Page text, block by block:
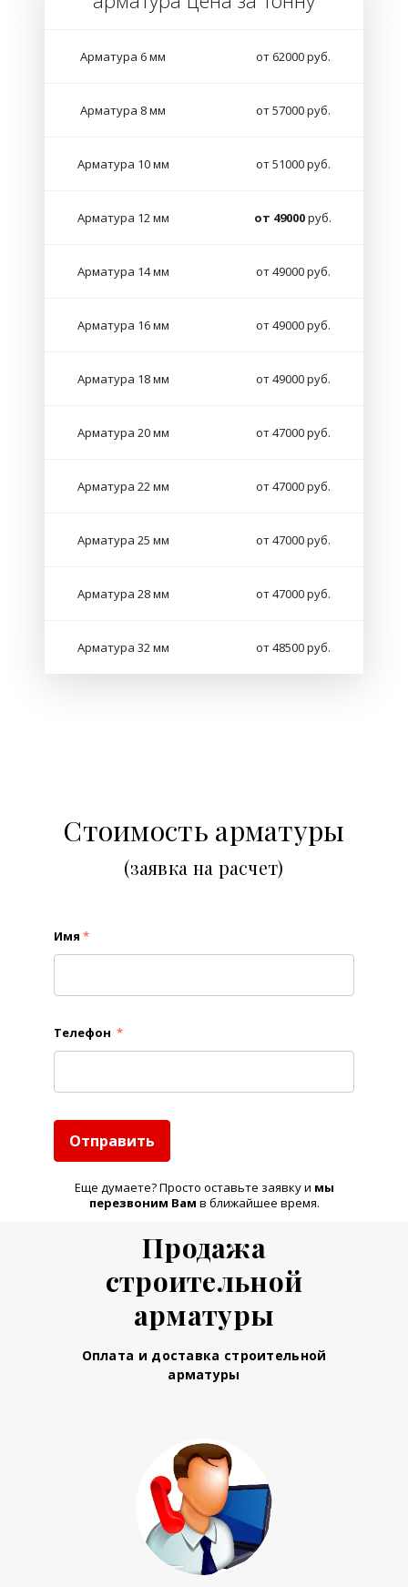
Арматура 6 мм от 62000 руб.
Арматура 8 мм от 57000 руб.
Арматура 10 мм от 51000 руб.
Арматура 12 мм от 49000руб.
Арматура 14 мм от 49000 руб.
Арматура 16 мм от 49000 руб.
Арматура 18 мм от 49000 руб.
Арматура 20 мм от 47000 руб.
Арматура 22 мм от 47000 руб.
Арматура 25 мм от 47000 руб.
Арматура 28 мм от 47000 руб.
Арматура 32 мм от 48500 руб.
Стоимость арматуры
(заявка на расчет)
Имя *
Телефон *
Отправить
Еще думаете? Просто оставьте заявку и мы
перезвоним Вам в ближайшее время.
Продажа
строительной
арматуры
Оплата и доставка строительной
арматуры